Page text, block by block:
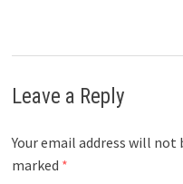
Leave a Reply
Your email address will not
marked *